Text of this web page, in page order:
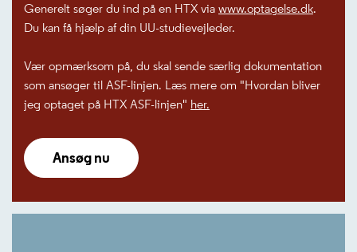
Generelt søger du ind på en HTX via www.optagelse.dk.
Du kan få hjælp af din UU-studievejleder.
Vær opmærksom på, du skal sende særlig dokumentation
som ansøger til ASF-linjen. Læs mere om "Hvordan bliver
jeg optaget på HTX ASF-linjen" her.
Ansøg nu